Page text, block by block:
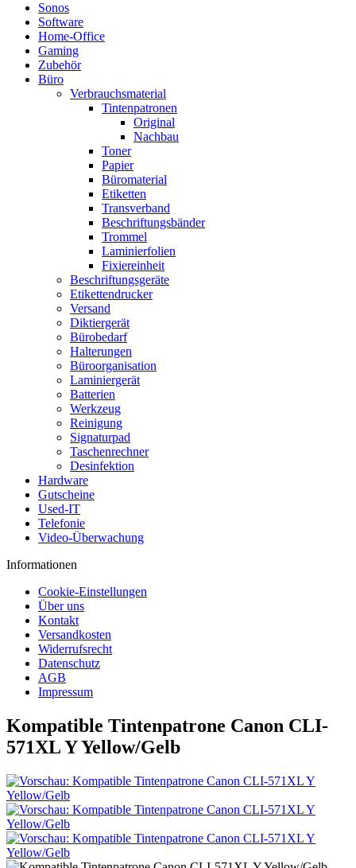
Sonos
Software
Home-Office
Gaming
Zubehör
Büro
Verbrauchsmaterial
Tintenpatronen
Original
Nachbau
Toner
Papier
Büromaterial
Etiketten
Transverband
Beschriftungsbänder
Trommel
Laminierfolien
Fixiereinheit
Beschriftungsgeräte
Etikettendrucker
Versand
Diktiergerät
Bürobedarf
Halterungen
Büroorganisation
Laminiergerät
Batterien
Werkzeug
Reinigung
Signaturpad
Taschenrechner
Desinfektion
Hardware
Gutscheine
Used-IT
Telefonie
Video-Überwachung
Informationen
Cookie-Einstellungen
Über uns
Kontakt
Versandkosten
Widerrufsrecht
Datenschutz
AGB
Impressum
Kompatible Tintenpatrone Canon CLI-
571XL Y Yellow/Gelb